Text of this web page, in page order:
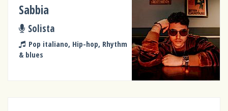
Sabbia
Solista
Pop italiano, Hip-hop, Rhythm
& blues